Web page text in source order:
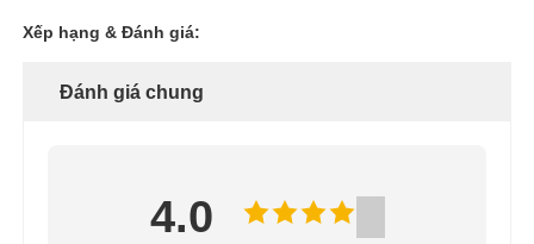
Xếp hạng & Đánh giá:
Đánh giá chung
4.0